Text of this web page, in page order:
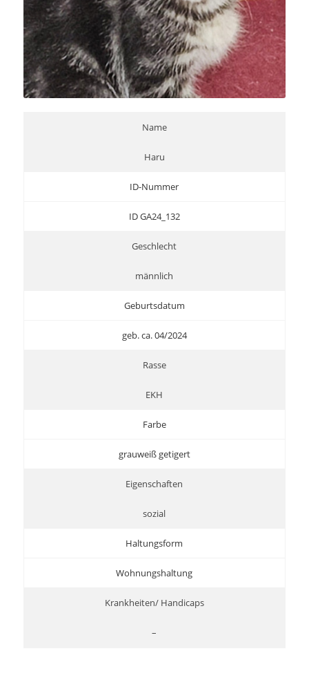
Name
Haru
ID-Nummer
ID GA24_132
Geschlecht
männlich
Geburtsdatum
geb. ca. 04/2024
Rasse
EKH
Farbe
grauweiß getigert
Eigenschaften
sozial
Haltungsform
Wohnungshaltung
Krankheiten/ Handicaps
–